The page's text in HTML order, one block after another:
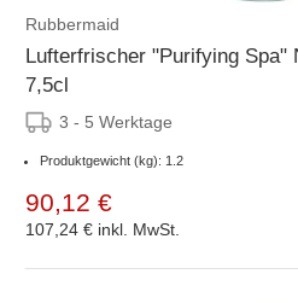
Rubbermaid
Lufterfrischer "Purifying Spa"
7,5cl
3 - 5 Werktage
Produktgewicht (kg): 1.2
90,12 €
107,24 € inkl. MwSt.